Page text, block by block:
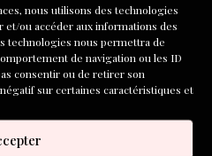
nous utilisons des technologies
ou accéder aux informations des
technologies nous permettra de
de navigation ou les ID
consentir ou de retirer son
sur certaines caractéristiques et